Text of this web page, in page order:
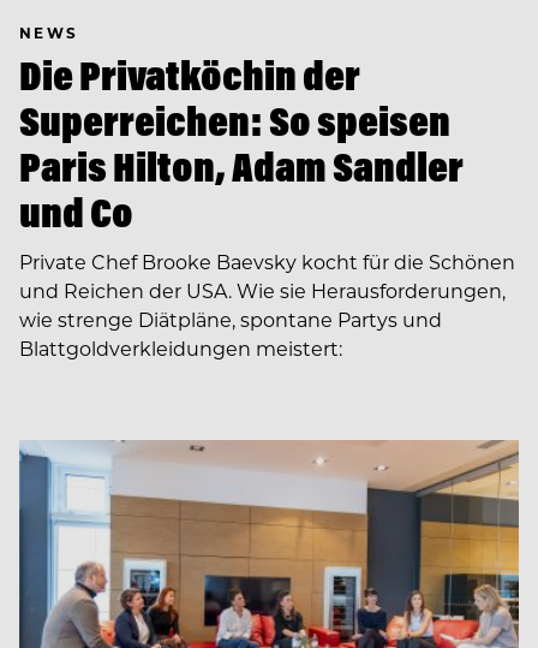
NEWS
Die Privatköchin der
Superreichen: So speisen
Paris Hilton, Adam Sandler
und Co
Private Chef Brooke Baevsky kocht für die Schönen
und Reichen der USA. Wie sie Herausforderungen,
wie strenge Diätpläne, spontane Partys und
Blattgoldverkleidungen meistert: